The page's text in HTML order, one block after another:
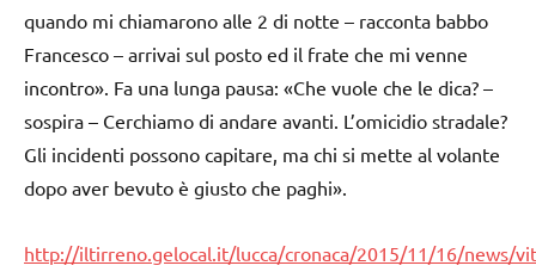
quando mi chiamarono alle 2 di notte – racconta babbo
Francesco – arrivai sul posto ed il frate che mi venne
incontro». Fa una lunga pausa: «Che vuole che le dica? –
sospira – Cerchiamo di andare avanti. L’omicidio stradale?
Gli incidenti possono capitare, ma chi si mette al volante
dopo aver bevuto è giusto che paghi».
http://iltirreno.gelocal.it/lucca/cronaca/2015/11/16/news/